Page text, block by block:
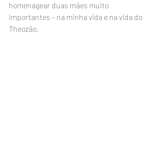
homenagear duas mães muito
importantes – na minha vida e na vida do
Theozão.